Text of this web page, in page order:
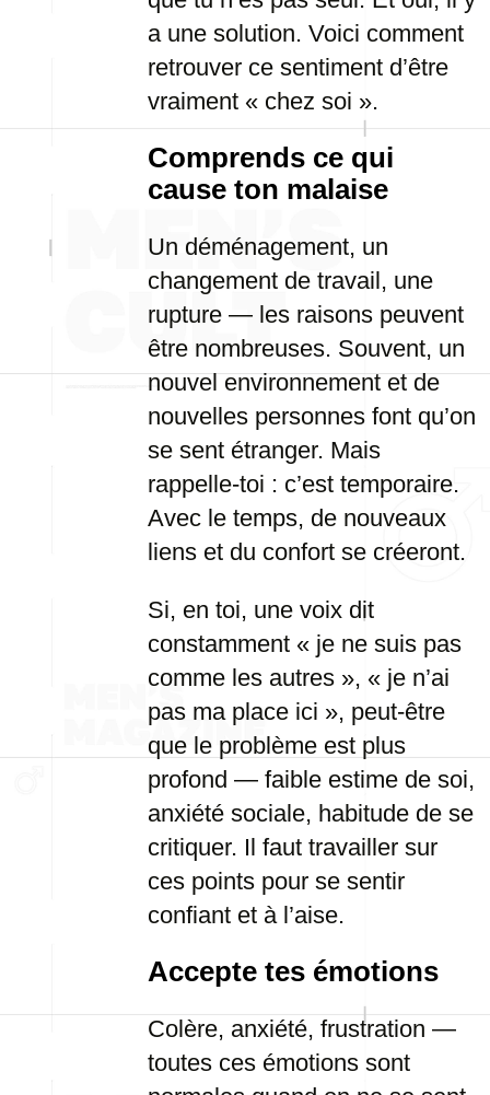
a une solution. Voici comment
retrouver ce sentiment d’être
vraiment « chez soi ».
Comprends ce qui
cause ton malaise
Un déménagement, un
changement de travail, une
rupture — les raisons peuvent
être nombreuses. Souvent, un
nouvel environnement et de
nouvelles personnes font qu’on
se sent étranger. Mais
rappelle-toi : c’est temporaire.
Avec le temps, de nouveaux
liens et du confort se créeront.
Si, en toi, une voix dit
constamment « je ne suis pas
comme les autres », « je n’ai
pas ma place ici », peut-être
que le problème est plus
profond — faible estime de soi,
anxiété sociale, habitude de se
critiquer. Il faut travailler sur
ces points pour se sentir
confiant et à l’aise.
Accepte tes émotions
Colère, anxiété, frustration —
toutes ces émotions sont